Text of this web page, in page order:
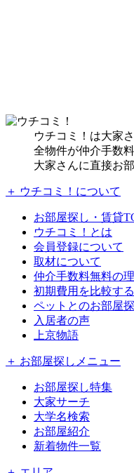
ウチコミ！は大家
全物件が仲介手数
大家さんに直接お
＋ ウチコミ！について
お部屋探し・賃貸
ウチコミ！とは
会員登録について
取材について
仲介手数料無料の
初期費用を比較す
ペットとのお部屋
入居者の声
上京物語
＋ お部屋探しメニュー
お部屋探し特集
大家サーチ
大学名検索
お部屋紹介
新着物件一覧